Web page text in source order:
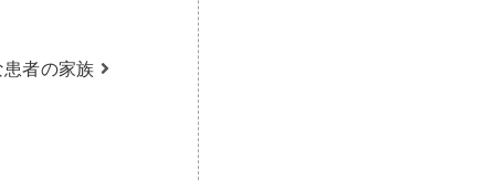
者の家族